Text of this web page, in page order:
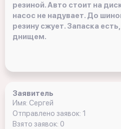
резиной. Авто стоит на
насос не надувает. До
резину сжует. Запаска
днищем.
Заявитель
Имя: Сергей
Отправлено заявок: 1
Взято заявок: 0